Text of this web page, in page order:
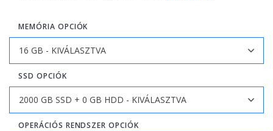
MEMÓRIA OPCIÓK
SSD OPCIÓK
OPERÁCIÓS RENDSZER OPCIÓK